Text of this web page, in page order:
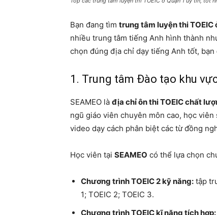
Bạn đang tìm trung tâm luyện thi TOEIC
nhiều trung tâm tiếng Anh hình thành
chọn đúng địa chỉ dạy tiếng Anh tốt,
1. Trung tâm Đào tạo khu
SEAMEO là địa chỉ ôn thi TOEIC chất
ngũ giáo viên chuyên môn cao, học
video dạy cách phân biệt các từ đồng
Học viên tại SEAMEO có thể lựa chọn
Chương trình TOEIC 2 kỹ năng: tập
1; TOEIC 2; TOEIC 3.
Chương trình TOEIC kĩ năng tích hợp: